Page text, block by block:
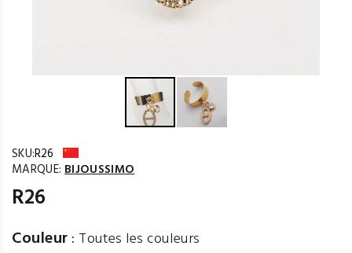
SKU:R26
MARQUE: BIJOUSSIMO
R26
Couleur : Toutes les couleurs